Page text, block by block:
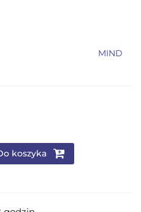
MIND
koszyka